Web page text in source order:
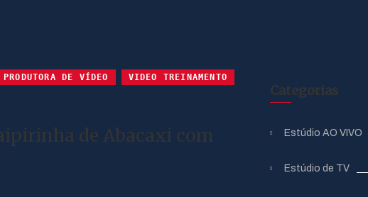
PRODUTORA DE VÍDEO VIDEO TREINAMENTO
de Abacaxi com
Categorias
Estúdio AO VIVO
Estúdio de TV